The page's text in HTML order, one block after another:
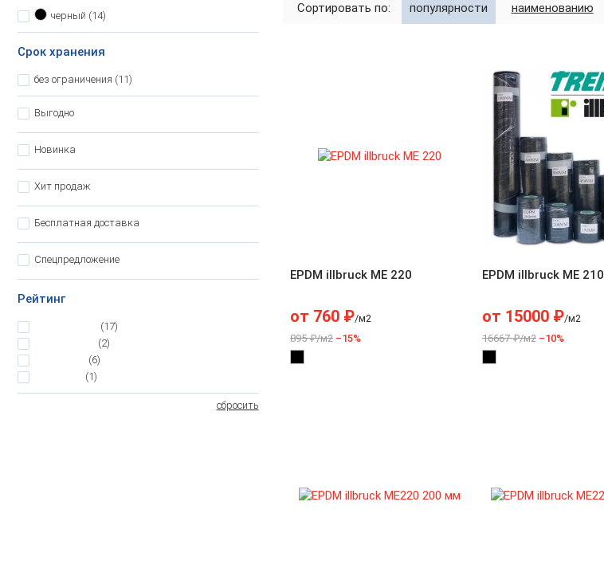
черный (14)
Срок хранения
без ограничения (11)
Выгодно
Новинка
Хит продаж
Бесплатная доставка
Спецпредложение
Рейтинг
(17)
(2)
(6)
(1)
сбросить
Сортировать по: популярности наименованию
EPDM illbruck ME 220
от 760₽/м2
895 ₽/м2 –15%
EPDM illbruck ME 210
от 15000₽/м2
16667 ₽/м2 –10%